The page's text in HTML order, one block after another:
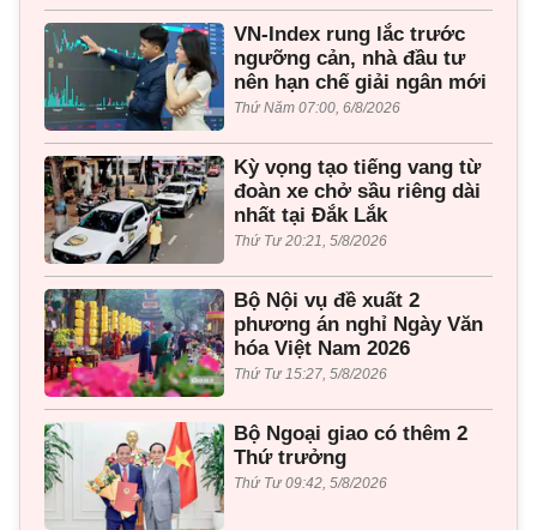
VN-Index rung lắc trước
ngưỡng cản, nhà đầu tư
nên hạn chế giải ngân mới
Thứ Năm 07:00, 6/8/2026
Kỳ vọng tạo tiếng vang từ
đoàn xe chở sầu riêng dài
nhất tại Đắk Lắk
Thứ Tư 20:21, 5/8/2026
Bộ Nội vụ đề xuất 2
phương án nghỉ Ngày Văn
hóa Việt Nam 2026
Thứ Tư 15:27, 5/8/2026
Bộ Ngoại giao có thêm 2
Thứ trưởng
Thứ Tư 09:42, 5/8/2026